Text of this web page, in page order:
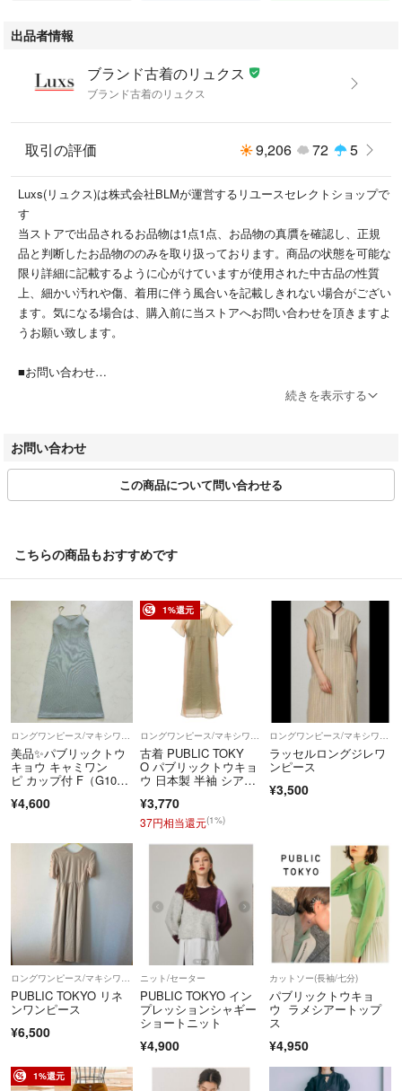
こちらの商品はラクマ公式パートナーのブランド古着のリュクス（株式会
社ＢＬＭ）によって出品されています。
出品者情報
ブランド古着のリュクス
ブランド古着のリュクス
取引の評価 9,206 72 5
Luxs(リュクス)は株式会社BLMが運営するリユースセレクトショップで
す
当ストアで出品されるお品物は1点1点、お品物の真贋を確認し、正規
品と判断したお品物ののみを取り扱っております。商品の状態を可能な
限り詳細に記載するように心がけていますが使用された中古品の性質
上、細かい汚れや傷、着用に伴う風合いを記載しきれない場合がござい
ます。気になる場合は、購入前に当ストアへお問い合わせを頂きますよ
うお願い致します。
■お問い合わせ
商品詳細ページ、または取引ページよりお問い合わせボタン押下＞問い
※商品に関するお問合せの際は該当商品の「管理番号」をお伝えくださ
い。
対するお取り置きや専用ページには対応できかねます。
値下げ時、値下げ後の専用対応は原則行なっておりません。
■商品の引き渡し時期
注文確定後、2～3営業日以内に発送いたします。
※当ストアのお品物は出品後、畳んだ状態で袋に入れて保管していま
す。保管期間によってはシワや型崩れが発生する可能性がございますの
で、あらかじめご了承ください。
※本商品は一点物となります。他サイト等でも販売している商品とな
り、多少のお時間差にて欠品になることもございます。ご了承お願いい
たします。
■商品に不具合があった場合
商品到着時に、万が一商品に不具合を発見された場合は、到着後7日以
内e-mailもしくは、お電話にてご連絡ください。
ご連絡後、お品物は7日以内に弊社までご返送いただきますよう、ご協
力をお願いいたします。
尚、イメージ違い・サイズ違いなど、お客様都合による返品・返金・交
換はお断りさせていただいております。ご了承の上ご注文ください。
＝＝＝＝＝＝＝＝＝＝＝＝＝＝
こちらのアカウントはラクマ公式パートナーの株式会社BLMによって
運営されています。
https://fril.jp/ts/official/law/a278/
▼返品特約
https://fril.jp/ts/official/law/a278/#return_policy
続きを表示する
お問い合わせ
この商品について問い合わせる
こちらの商品もおすすめです
ロングワンピース/マキシワンピース
美品✨パブリックトウ
キョウ キャミワン
ピ カップ付 F（G10
¥4,600
1%還元
ロングワンピース/マキシワンピース
古着 PUBLIC TOKY
O パブリックトウキョ
ウ 日本製 半袖 シア
ス F ベージュ系 イン
ナーキャミワンピ付
き レディース
¥3,770
37円相当還元(1%)
ロングワンピース/マキシワンピース
ラッセルロングジレワ
ンピース
¥3,500
PUBLIC TOKYO リネ
ンワンピース
¥6,500
ニット/セーター
PUBLIC TOKYO イン
プレッションシャギー
ショートニット
¥4,900
カットソー(長袖/七分)
パブリックトウキョ
ウ ラメシアートップ
ス
¥4,950
1%還元